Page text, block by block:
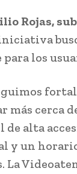
Rojas,
los
más cerca
de alta
y un
La